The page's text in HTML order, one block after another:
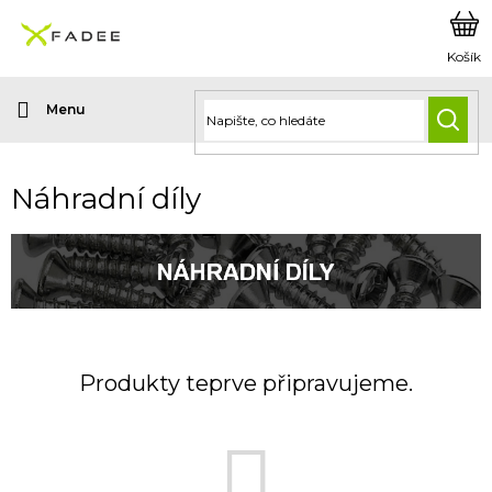
obsah
Náhradní díly
Produkty teprve připravujeme.